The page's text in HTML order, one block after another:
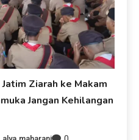
Ziarah ke Makam
Jangan Kehilangan